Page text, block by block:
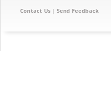
Contact Us | Send Feedback